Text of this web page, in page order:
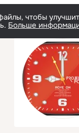
чтобы
Больше